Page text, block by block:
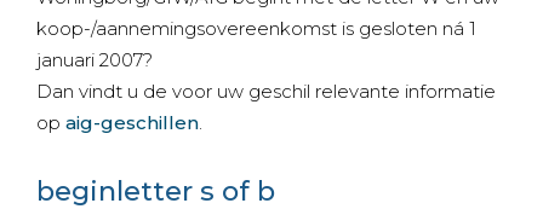
koop-/aannemingsovereenkomst is gesloten ná 1
januari 2007?
Dan vindt u de voor uw geschil relevante informatie
op aig-geschillen.
beginletter s of b